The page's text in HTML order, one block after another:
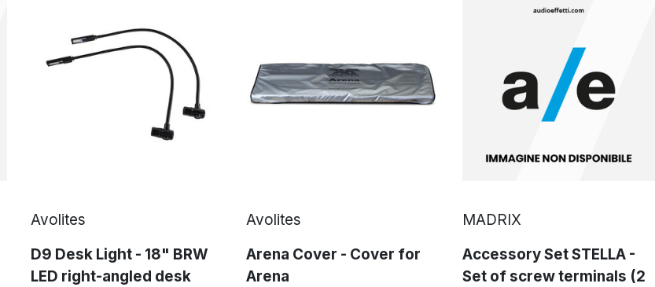
Avolites
D9 Desk Light - 18" BRW
LED right-angled desk
Avolites
Arena Cover - Cover for
Arena
MADRIX
Accessory Set STELLA -
Set of screw terminals (2